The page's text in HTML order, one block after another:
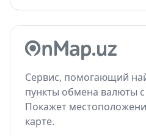
Сервис, помогающий
пункты обмена валюты
Покажет
карте.